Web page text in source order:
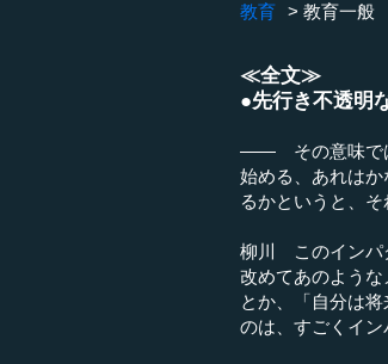
教育
教育一般
≪全文≫
●先行き不透明
―― その意味では
始める、あれは
るかというと、そ
柳川 このインパ
改めてあのよう
とか、「自分は
のは、すごくイン